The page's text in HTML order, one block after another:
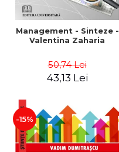
Management - Sinteze -
Valentina Zaharia
50,74 Lei
43,13 Lei
-15%